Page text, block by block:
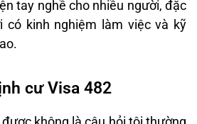
tay nghề cho nhiều người, đặc
có kinh nghiệm làm việc và kỹ
cư Visa 482